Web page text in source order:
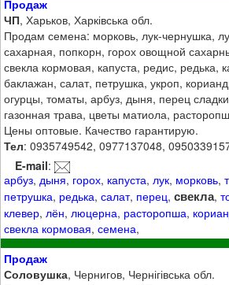
Продаж
ЧП, Харьков, Харківська обл.
Продам семена: морковь, лук-чернушка,
сахарная, попкорн, горох овощной
свекла кормовая, капуста, редис, редька,
баклажан, салат, петрушка, укроп,
огурцы, томаты, арбуз, дыня, перец
газонная трава, цветы матиола,
Цены оптовые. Качество гарантирую.
Тел: 0935749542, 0977137048,
E-mail:
арбуз, дыня, горох, капуста, лук, морковь,
петрушка, редька,салат, перец,свекла,
клевер, лён, люцерна, расторопша,
свекла кормовая,семена,
Продаж
Соловушка, Чернигов, Чернігівська обл.